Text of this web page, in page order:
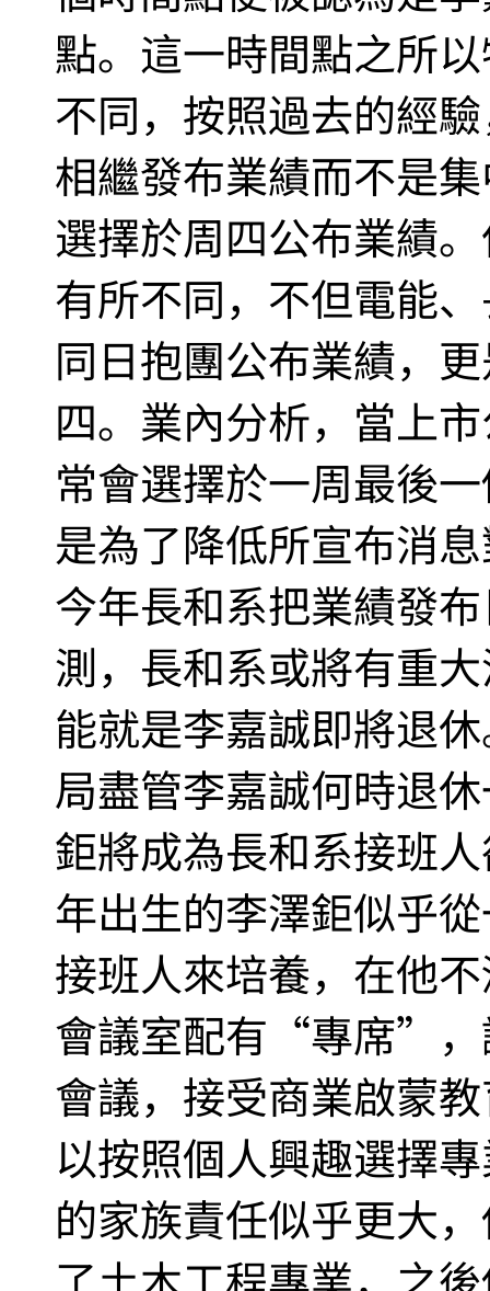
點。這一時間點之所
不同，按照過去的經
相繼發布業績而不是
選擇於周四公布業績
有所不同，不但電能
同日抱團公布業績，
四。業內分析，當上
常會選擇於一周最後
是為了降低所宣布消
今年長和系把業績發
測，長和系或將有重
能就是李嘉誠即將退
局盡管李嘉誠何時退
鉅將成為長和系接班
年出生的李澤鉅似乎
接班人來培養，在他
會議室配有“專席”，
會議，接受商業啟蒙
以按照個人興趣選擇
的家族責任似乎更大